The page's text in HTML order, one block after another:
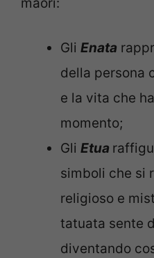
Gli Enata
della persona
e la vita che
momento;
Gli Etua
simboli che si
religioso e
tatuata sente
diventando